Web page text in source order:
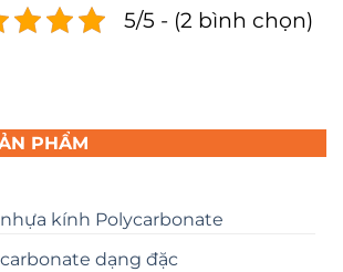
PHẨM
kính Polycarbonate
dạng đặc
5/5 - (2 bình chọn)